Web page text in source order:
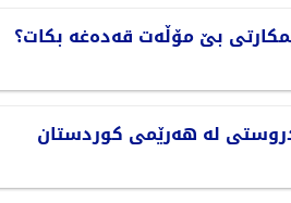
بێ مۆڵەت قەدەغە بکات؟
لە هەرێمی کوردستان